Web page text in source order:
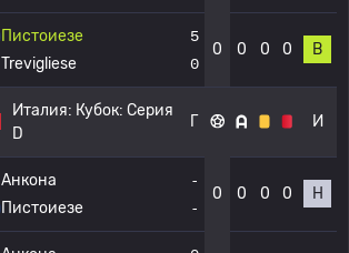
Пистоиезе
Trevigliese
5
0
0 0 0 0 В
Италия: Кубок: Серия
D
Г И
Анкона
Пистоиезе
-
-
0 0 0 0 Н